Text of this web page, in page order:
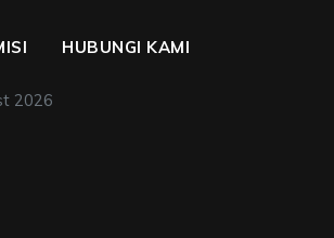
HUBUNGI KAMI
2026